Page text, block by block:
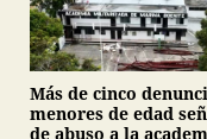
Más de cinco
menores de edad
de abuso a la